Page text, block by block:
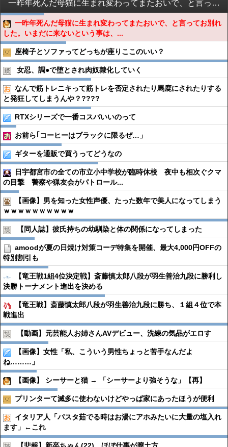
一昨年死んだ母猫に生まれ変わってまたおいで、と言ってお別れした。いまだに来ないという事は、ワシに対する・・・【再】
一昨年死んだ母猫に生まれ変わってまたおいで、と言ってお別れ
した。いまだに来ないという事は、...
座椅子とソファってどっちが座りここのいい？
女忍、調●︎で堕とされ肉奴隷化していく
なんで筋トレニキって筋トレを否定されたり馬鹿にされたりする
と発狂してしまうんや？????
RTXシリーズで一番コスパいいのって
お前ら｢コーヒーはブラックに限るぜ…」
ギターを通販で買うってどうなの
日宇都宮市の全ての市立小中学校が臨時休校 夜中も相次ぐクマ
の目撃 警察や猟友会がパトロール...
【画像】男を知った女性声優、たった数年で美人になってしまう
ｗｗｗｗｗｗｗｗｗｗ
【同人誌】彼氏持ちの幼馴染と体の関係になってしまった
amoodが夏の日焼け対策コーデ特集を開催、最大4,000円OFFの
特別割引も
【竜王戦1組4位決定戦】斎藤慎太郎八段が羽生善治九段に勝利し
決勝トーナメント進出を決める
【竜王戦】斎藤慎太郎八段が羽生善治九段に勝ち、１組４位で本
戦進出
【動画】元芸能人お姉さんAVデビュー、洗練の気品がエロす
【画像】女性「私、こういう男性ちょっと苦手なんだよ
ね………」
【画像】 シーサーと猫 → 「シーサーより強そうな」【再】
プリンターて滅多に使わないけどやっぱ家にあったほうが便利
イタリア人「パスタ茹でる時はお湯にアホみたいに大量の塩入れ
ます」←これ